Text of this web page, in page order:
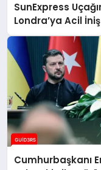
SunExpress
Londra’ya Acil İniş
Cumhurbaşkanı